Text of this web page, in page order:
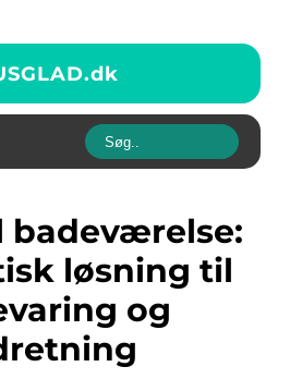
dk
løsning til
og